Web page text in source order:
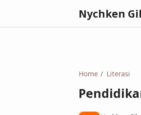
Nychken
Home Literasi